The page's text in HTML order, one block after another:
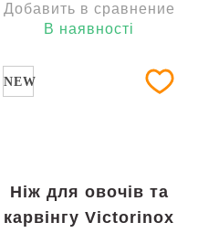
Добавить в сравнение
В наявності
NEW
Ніж для овочів та
карвінгу Victorinox